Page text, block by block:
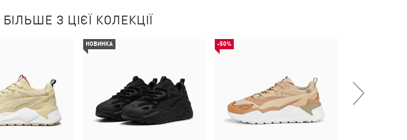
БІЛЬШЕ З ЦІЄЇ КОЛЕКЦІЇ
НОВИНКА -50%